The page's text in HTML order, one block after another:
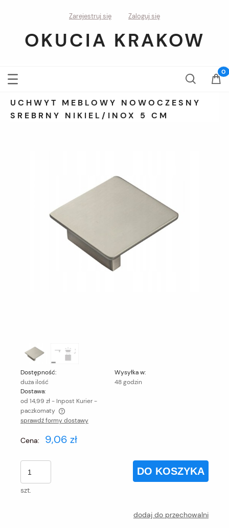
Zarejestruj się Zaloguj się
OKUCIA KRAKOW
UCHWYT MEBLOWY NOWOCZESNY
SREBRNY NIKIEL/INOX 5 CM
Dostępność:
duża ilość
Wysyłka w:
48 godzin
Dostawa:
od 14,99 zł- Inpost Kurier -
paczkomaty
Cena nie zawiera ewentualnych kosztów płatności
sprawdź formy dostawy
Cena: 9,06 zł
szt.
DO KOSZYKA
dodaj do przechowalni